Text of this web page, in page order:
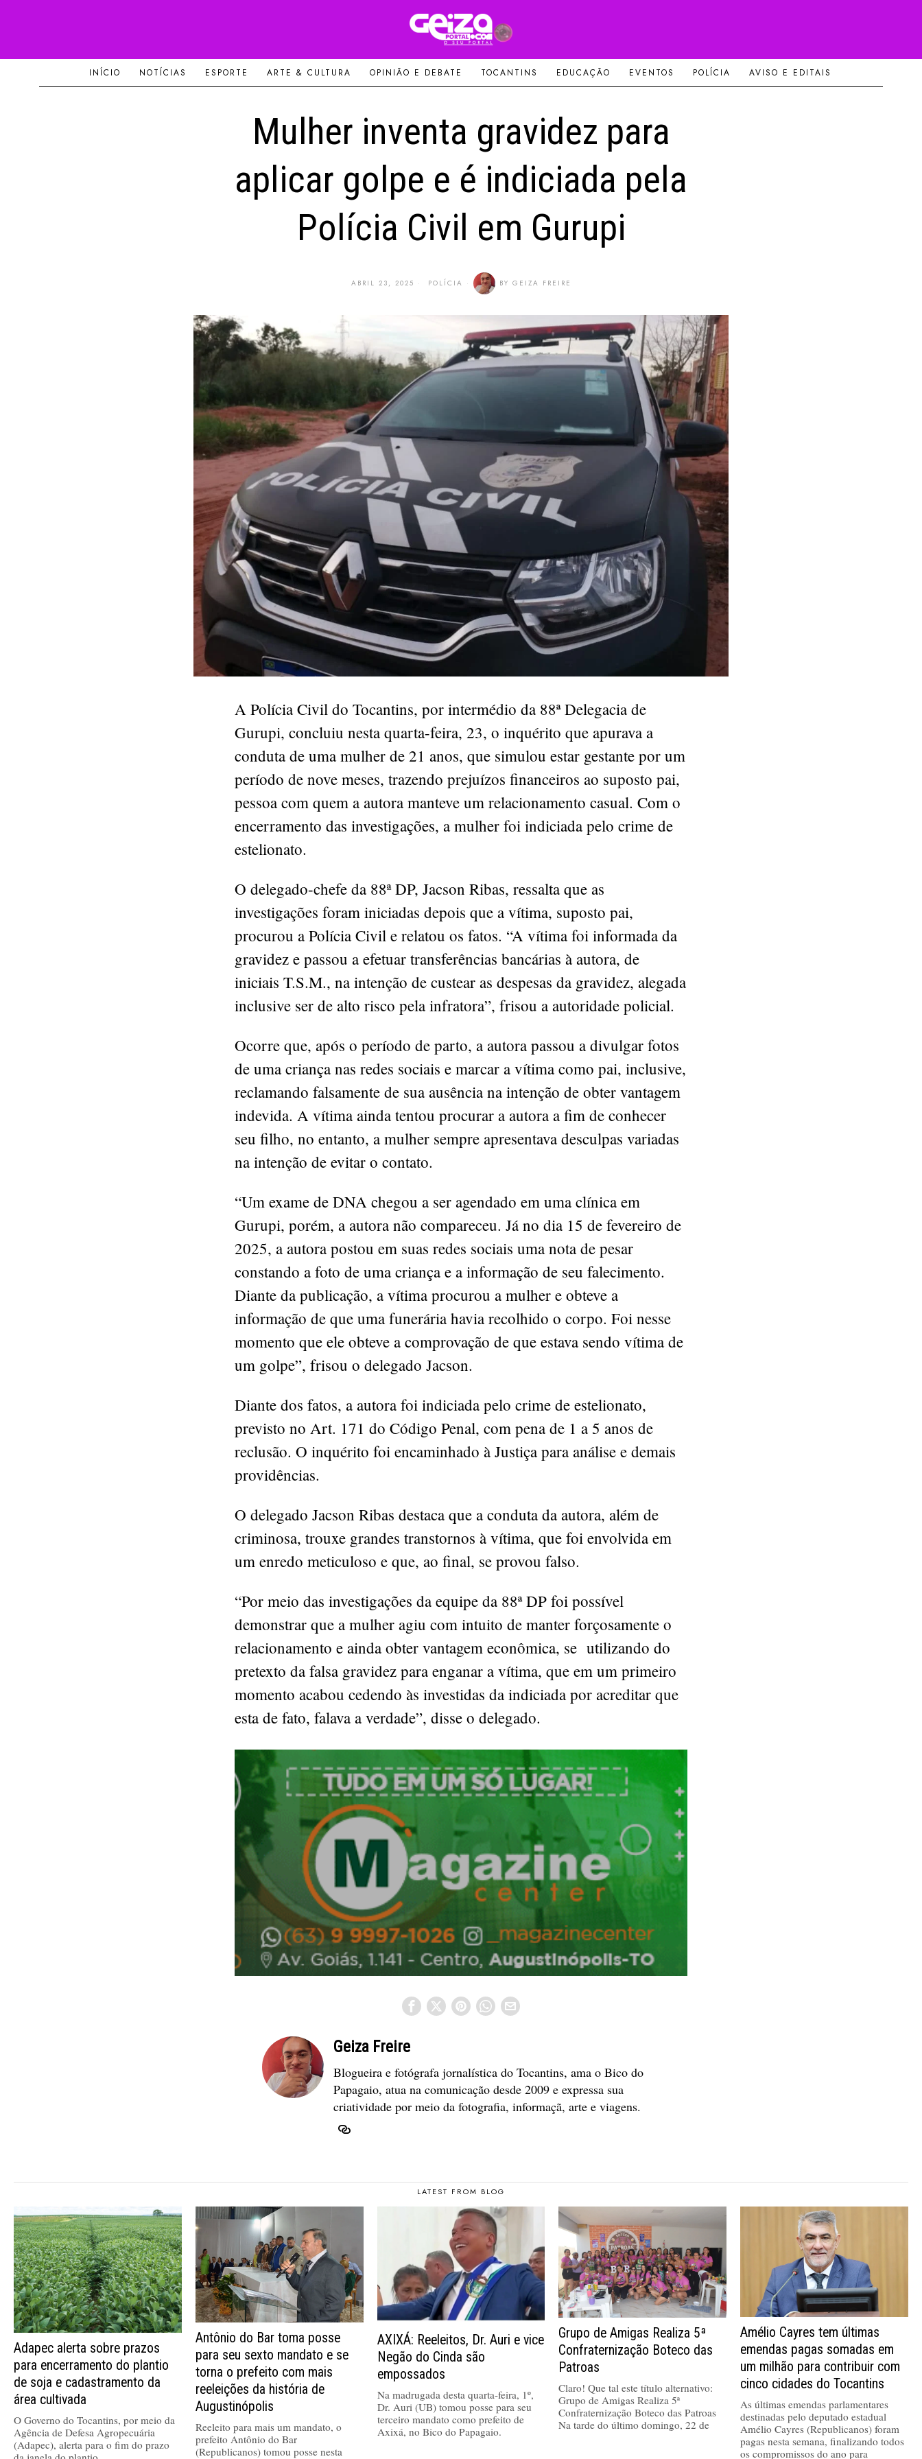
INÍCIO NOTÍCIAS ESPORTE ARTE & CULTURA OPINIÃO E DEBATE TOCANTINS EDUCAÇÃO EVENTOS POLÍCIA AVISO E EDITAIS
Mulher inventa gravidez para
aplicar golpe e é indiciada pela
Polícia Civil em Gurupi
ABRIL 23, 2025 POLÍCIA BY GEIZA FREIRE
A Polícia Civil do Tocantins, por intermédio da 88ª Delegacia de
Gurupi, concluiu nesta quarta-feira, 23, o inquérito que apurava a
conduta de uma mulher de 21 anos, que simulou estar gestante por um
período de nove meses, trazendo prejuízos financeiros ao suposto pai,
pessoa com quem a autora manteve um relacionamento casual. Com o
encerramento das investigações, a mulher foi indiciada pelo crime de
estelionato.
O delegado-chefe da 88ª DP, Jacson Ribas, ressalta que as
investigações foram iniciadas depois que a vítima, suposto pai,
procurou a Polícia Civil e relatou os fatos. “A vítima foi informada da
gravidez e passou a efetuar transferências bancárias à autora, de
iniciais T.S.M., na intenção de custear as despesas da gravidez, alegada
inclusive ser de alto risco pela infratora”, frisou a autoridade policial.
Ocorre que, após o período de parto, a autora passou a divulgar fotos
de uma criança nas redes sociais e marcar a vítima como pai, inclusive,
reclamando falsamente de sua ausência na intenção de obter vantagem
indevida. A vítima ainda tentou procurar a autora a fim de conhecer
seu filho, no entanto, a mulher sempre apresentava desculpas variadas
na intenção de evitar o contato.
“Um exame de DNA chegou a ser agendado em uma clínica em
Gurupi, porém, a autora não compareceu. Já no dia 15 de fevereiro de
2025, a autora postou em suas redes sociais uma nota de pesar
constando a foto de uma criança e a informação de seu falecimento.
Diante da publicação, a vítima procurou a mulher e obteve a
informação de que uma funerária havia recolhido o corpo. Foi nesse
momento que ele obteve a comprovação de que estava sendo vítima de
um golpe”, frisou o delegado Jacson.
Diante dos fatos, a autora foi indiciada pelo crime de estelionato,
previsto no Art. 171 do Código Penal, com pena de 1 a 5 anos de
reclusão. O inquérito foi encaminhado à Justiça para análise e demais
providências.
O delegado Jacson Ribas destaca que a conduta da autora, além de
criminosa, trouxe grandes transtornos à vítima, que foi envolvida em
um enredo meticuloso e que, ao final, se provou falso.
“Por meio das investigações da equipe da 88ª DP foi possível
demonstrar que a mulher agiu com intuito de manter forçosamente o
relacionamento e ainda obter vantagem econômica, se utilizando do
pretexto da falsa gravidez para enganar a vítima, que em um primeiro
momento acabou cedendo às investidas da indiciada por acreditar que
esta de fato, falava a verdade”, disse o delegado.
Geiza Freire
Blogueira e fotógrafa jornalística do Tocantins, ama o Bico do
Papagaio, atua na comunicação desde 2009 e expressa sua
criatividade por meio da fotografia, informaçã, arte e viagens.
LATEST FROM BLOG
Adapec alerta sobre prazos
para encerramento do plantio
de soja e cadastramento da
área cultivada
O Governo do Tocantins, por meio da
Agência de Defesa Agropecuária
(Adapec), alerta para o fim do prazo
Antônio do Bar toma posse
para seu sexto mandato e se
torna o prefeito com mais
reeleições da história de
Augustinópolis
Reeleito para mais um mandato, o
prefeito Antônio do Bar
(Republicanos) tomou posse nesta
AXIXÁ: Reeleitos, Dr. Auri e vice
Negão do Cinda são
empossados
Na madrugada desta quarta-feira, 1º,
Dr. Auri (UB) tomou posse para seu
terceiro mandato como prefeito de
Axixá, no Bico do Papagaio.
Grupo de Amigas Realiza 5ª
Confraternização Boteco das
Patroas
Claro! Que tal este título alternativo:
Grupo de Amigas Realiza 5ª
Confraternização Boteco das Patroas
Na tarde do último domingo, 22 de
Amélio Cayres tem últimas
emendas pagas somadas em
um milhão para contribuir com
cinco cidades do Tocantins
As últimas emendas parlamentares
destinadas pelo deputado estadual
Amélio Cayres (Republicanos) foram
pagas nesta semana, finalizando todos
os compromissos do ano para